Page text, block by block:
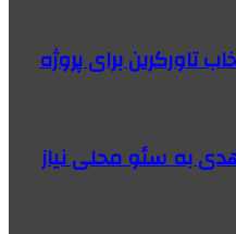
به سئو محلی نیاز